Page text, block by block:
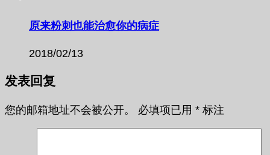
原来粉刺也能治愈你的病症
2018/02/13
发表回复
您的邮箱地址不会被公开。 必填项已用 * 标注